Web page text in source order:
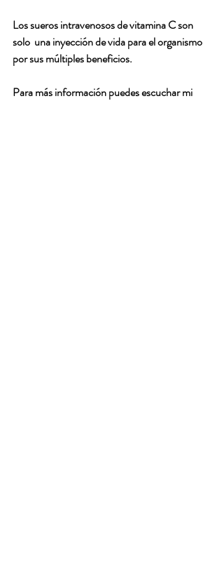
Los sueros intravenosos de vitamina C son
solo  una inyección de vida para el organismo
por sus múltiples beneficios.
Para más información puedes escuchar mi